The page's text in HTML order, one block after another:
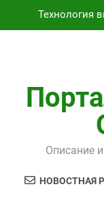
ПерейтиТехнология
Способы,
Технология
Описание
НОВОСТНАЯ